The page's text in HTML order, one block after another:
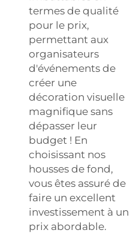
termes de qualité
pour le prix,
permettant aux
organisateurs
d'événements de
créer une
décoration visuelle
magnifique sans
dépasser leur
budget ! En
choisissant nos
housses de fond,
vous êtes assuré de
faire un excellent
investissement à un
prix abordable.